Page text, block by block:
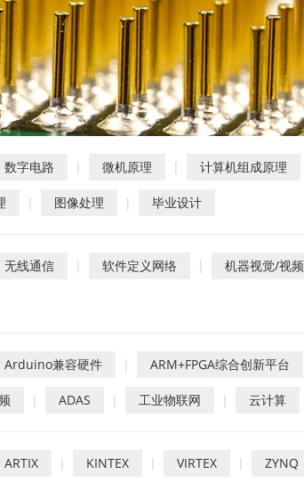
数字电路 | 微机原理 | 计算机组成原理
| 图像处理 | 毕业设计
无线通信 | 软件定义网络 | 机器视觉/视频
Arduino兼容硬件 | ARM+FPGA综合创新平台
| ADAS | 工业物联网 | 云计算
ARTIX | KINTEX | VIRTEX | ZYNQ